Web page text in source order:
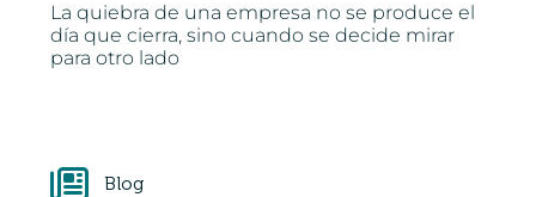
La quiebra de una empresa no se produce el
día que cierra, sino cuando se decide mirar
para otro lado
Blog